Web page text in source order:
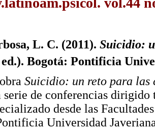
L. C. (2011). Suicidio:
ed.). Bogotá: Pontificia
Suicidio: un reto para las
serie de conferencias
desde las
Universidad